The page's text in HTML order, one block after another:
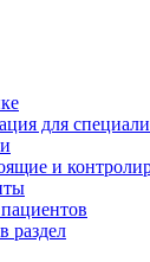
для
и
раздел